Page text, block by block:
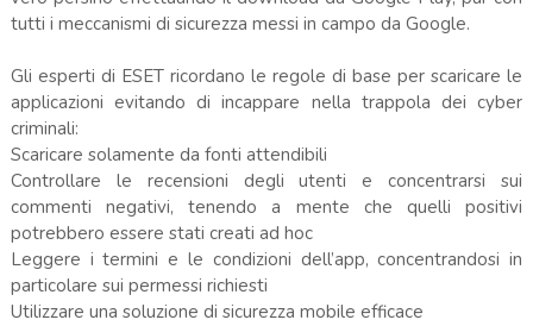
tutti i meccanismi di sicurezza messi in campo da Google.
Gli esperti di ESET ricordano le regole di base per scaricare le
applicazioni evitando di incappare nella trappola dei cyber
criminali:
Scaricare solamente da fonti attendibili
Controllare le recensioni degli utenti e concentrarsi sui
commenti negativi, tenendo a mente che quelli positivi
potrebbero essere stati creati ad hoc
Leggere i termini e le condizioni dell’app, concentrandosi in
particolare sui permessi richiesti
Utilizzare una soluzione di sicurezza mobile efficace